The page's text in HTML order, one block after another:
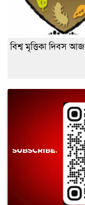
বিশ্ব মৃত্তিকা দিবস আজ